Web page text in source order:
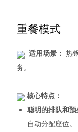
重餐模式
适用场景： 热
务。
核心特点：
聪明的排队和预
自动分配座位。